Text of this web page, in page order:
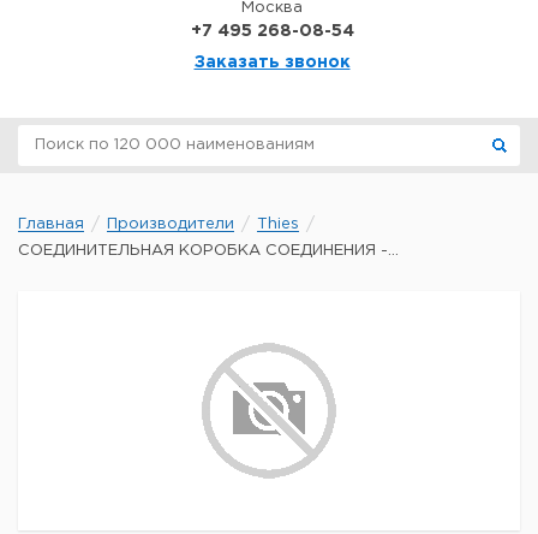
Москва
+7 495 268-08-54
Заказать звонок
Главная Производители
Thies
СОЕДИНИТЕЛЬНАЯ КОРОБКА СОЕДИНЕНИЯ -...